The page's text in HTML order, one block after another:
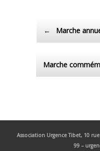
← Marche
Marche
Association Urgence Tibet, 10
99 –